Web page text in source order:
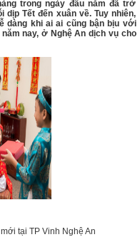
trong ngày đầu năm đã trở
dịp Tết đến xuân về. Tuy nhiên,
dàng khi ai ai cũng bận bịu với
nay, ở Nghệ An dịch vụ cho
tại TP Vinh Nghệ An